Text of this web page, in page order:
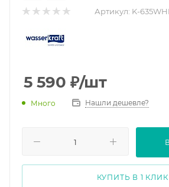
Артикул: K-
5 590 ₽/шт
Много Нашли дешевле?
КУПИТЬ В 1 КЛИК